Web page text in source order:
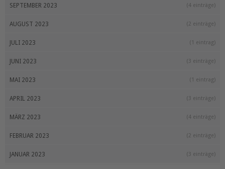
SEPTEMBER 2023 (4 einträge)
AUGUST 2023 (2 einträge)
JULI 2023 (1 eintrag)
JUNI 2023 (3 einträge)
MAI 2023 (1 eintrag)
APRIL 2023 (3 einträge)
MÄRZ 2023 (4 einträge)
FEBRUAR 2023 (2 einträge)
JANUAR 2023 (3 einträge)